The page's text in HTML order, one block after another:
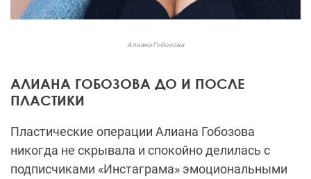
Алиана Гобозова
АЛИАНА ГОБОЗОВА ДО И ПОСЛЕ
ПЛАСТИКИ
Пластические операции Алиана Гобозова
никогда не скрывала и спокойно делилась с
подписчиками «Инстаграма» эмоциональными